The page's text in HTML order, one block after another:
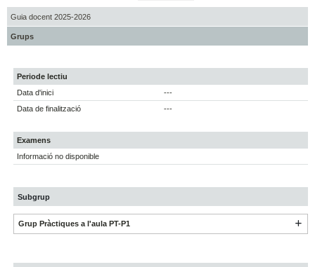
Guia docent 2025-2026
Grups
Periode lectiu
Data d'inici
---
Data de finalització
---
Examens
Informació no disponible
Subgrup
Grup Pràctiques a l'aula PT-P1